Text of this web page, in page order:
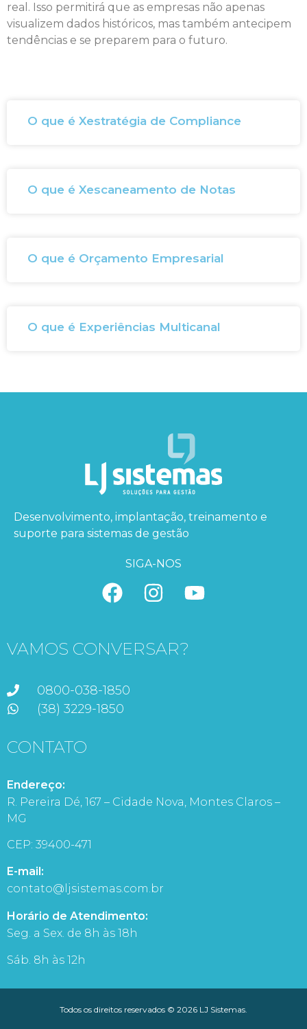
real. Isso permitirá que as empresas não apenas
visualizem dados históricos, mas também antecipem
tendências e se preparem para o futuro.
O que é Xestratégia de Compliance
O que é Xescaneamento de Notas
O que é Orçamento Empresarial
O que é Experiências Multicanal
Desenvolvimento, implantação, treinamento e
suporte para sistemas de gestão
SIGA-NOS
VAMOS CONVERSAR?
0800-038-1850
(38) 3229-1850
CONTATO
Endereço:
R. Pereira Dé, 167 – Cidade Nova, Montes Claros –
MG
CEP: 39400-471
E-mail:
contato@ljsistemas.com.br
Horário de Atendimento:
Seg. a Sex. de 8h às 18h
Sáb. 8h às 12h
Todos os direitos reservados © 2026 LJ Sistemas.